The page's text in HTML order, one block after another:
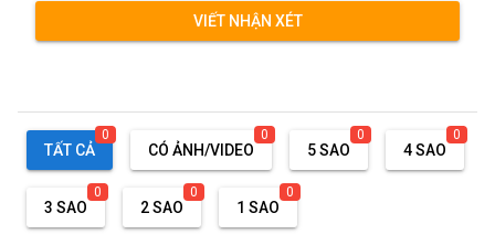
VIẾT NHẬN XÉT
TẤT CẢ
0
CÓ ẢNH/VIDEO
0
5 SAO
0
4 SAO
0
3 SAO
0
2 SAO
0
1 SAO
0